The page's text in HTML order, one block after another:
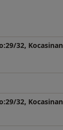
32, Kocasinan
32, Kocasinan